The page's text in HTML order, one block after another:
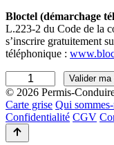
Bloctel (démarchage
L.223-2 du Code de la
s’inscrire gratuitement
téléphonique :
u
a
n
t
i
Valider ma
© 2026 Permis-
Carte grise Qui
Confidentialité CGV